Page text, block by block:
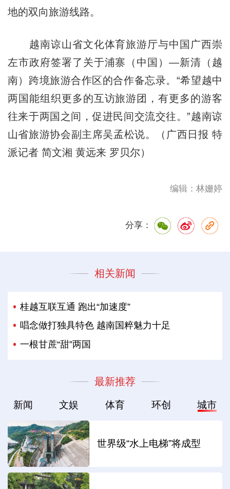
地的双向旅游线路。
越南谅山省文化体育旅游厅与中国广西崇
左市政府签署了关于浦寨（中国）—新清（越
南）跨境旅游合作区的合作备忘录。“希望越中
两国能组织更多的互访旅游团，有更多的游客
往来于两国之间，促进民间交流交往。”越南谅
山省旅游协会副主席吴孟松说。（广西日报 特
派记者 简文湘 黄远来 罗贝尔）
编辑：林姗婷
分享：
相关新闻
桂越互联互通 跑出“加速度”
唱念做打独具特色 越南国粹魅力十足
一根甘蔗“甜”两国
最新推荐
新闻 文娱 体育 环创 城市
世界级“水上电梯”将成型